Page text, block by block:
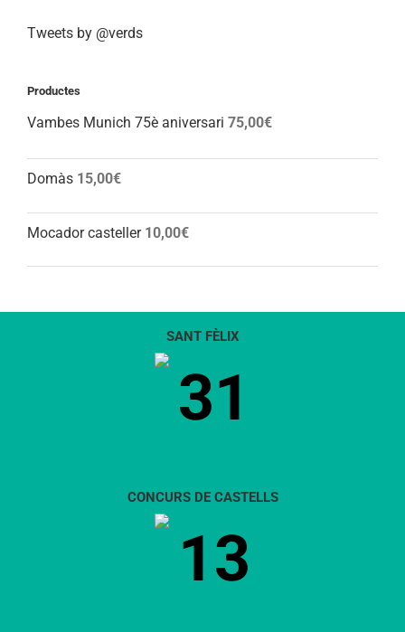
Tweets by @verds
Productes
Vambes Munich 75è aniversari 75,00€
Domàs 15,00€
Mocador casteller 10,00€
SANT FÈLIX
31
CONCURS DE CASTELLS
13